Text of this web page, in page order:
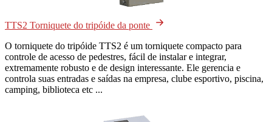
TTS2 Torniquete do tripóide da ponte
O torniquete do tripóide TTS2 é um torniquete compacto para
controle de acesso de pedestres, fácil de instalar e integrar,
extremamente robusto e de design interessante. Ele gerencia e
controla suas entradas e saídas na empresa, clube esportivo, piscina,
camping, biblioteca etc ...